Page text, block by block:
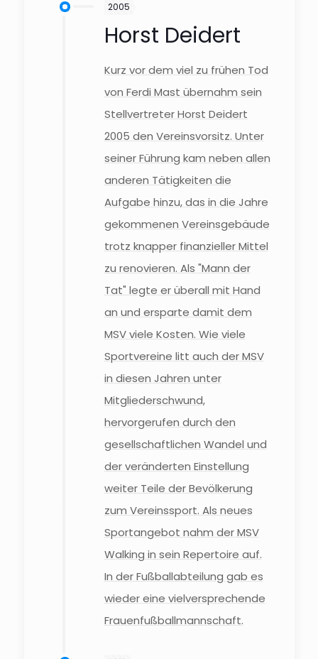
2005
Horst Deidert
Kurz vor dem viel zu frühen Tod
von Ferdi Mast übernahm sein
Stellvertreter Horst Deidert
2005 den Vereinsvorsitz. Unter
seiner Führung kam neben allen
anderen Tätigkeiten die
Aufgabe hinzu, das in die Jahre
gekommenen Vereinsgebäude
trotz knapper finanzieller Mittel
zu renovieren. Als "Mann der
Tat" legte er überall mit Hand
an und ersparte damit dem
MSV viele Kosten. Wie viele
Sportvereine litt auch der MSV
in diesen Jahren unter
Mitgliederschwund,
hervorgerufen durch den
gesellschaftlichen Wandel und
der veränderten Einstellung
weiter Teile der Bevölkerung
zum Vereinssport. Als neues
Sportangebot nahm der MSV
Walking in sein Repertoire auf.
In der Fußballabteilung gab es
wieder eine vielversprechende
Frauenfußballmannschaft.